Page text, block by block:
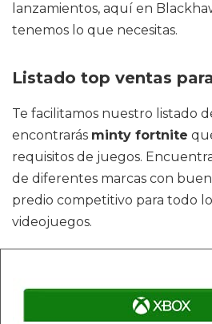
lanzamientos, aquí en
tenemos lo que necesitas.
Listado top ventas
Te facilitamos nuestro listado
encontrarás minty fortnite
requisitos de juegos.
de diferentes marcas con
predio competitivo para todo
videojuegos.